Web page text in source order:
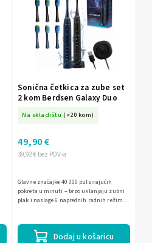
Sonična četkica za zube set
2 kom Berdsen Galaxy Duo
Na skladištu (>20 kom)
39,92 € bez PDV-a
49,90 €
Dodaj u košaricu
Glavne značajke 40 000 pulsirajućih
pokreta u minuti – brzo uklanjaju zubni
plak i naslage 6 naprednih radnih režima